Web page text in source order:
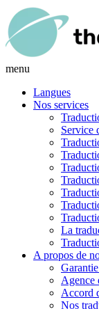
menu
Langues
Nos services
Service
La
A propos de
Agence
Accord
Nos